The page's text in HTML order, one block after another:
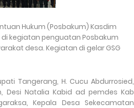
Hukum (Posbakum) Kasdim
di kegiatan penguatan Posbakum
desa. Kegiatan di gelar GSG
Tangerang, H. Cucu Abdurrosied,
Desi Natalia Kabid ad pemdes Kab
Kepala Desa Sekecamatan